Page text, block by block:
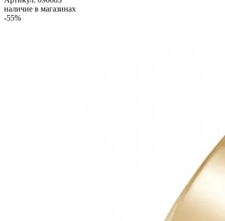
наличие в магазинах
-55%